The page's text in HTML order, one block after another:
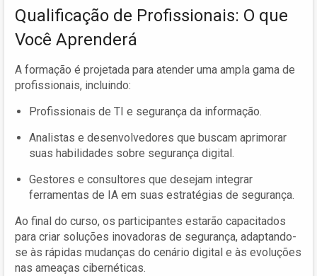
Qualificação de Profissionais: O que
Você Aprenderá
A formação é projetada para atender uma ampla gama de
profissionais, incluindo:
Profissionais de TI e segurança da informação.
Analistas e desenvolvedores que buscam aprimorar
suas habilidades sobre segurança digital.
Gestores e consultores que desejam integrar
ferramentas de IA em suas estratégias de segurança.
Ao final do curso, os participantes estarão capacitados
para criar soluções inovadoras de segurança, adaptando-
se às rápidas mudanças do cenário digital e às evoluções
nas ameaças cibernéticas.